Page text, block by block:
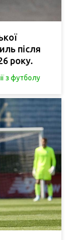
після
року.
з футболу